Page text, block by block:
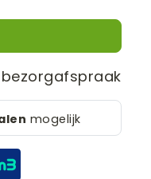
mogelijk